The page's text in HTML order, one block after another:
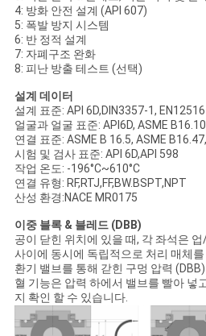
십
시
오
사
이
트
맵
PRIVACY
POLICY
4: 방화 안전 설계 (API 607)
5: 폭발 방지 시스템
6: 반 정적 설계
7: 자폐구조 완화
8: 피난 방출 테스트 (선택)
설계 데이터
설계 표준: API 6D,DIN3357-1,
얼굴과 얼굴 표준: API6D, ASME
연결 표준: ASME B 16.5, ASME
시험 및 검사 표준: API 6D,API 598
작업 온도: -196°C~610°C
연결 유형: RF,RTJ,FF,BW.BSPT,NPT
산성 환경:NACE MR0175
이중 블록 & 블레드 (DBB)
공이 닫힌 위치에 있을 때, 각 좌석은
사이에 동시에 독립적으로 처리 매체
환기 밸브를 통해 갇힌 구멍 압력
혈 기능은 압력 하에서 밸브를 빨아 넣
지 확인 할 수 있습니다.